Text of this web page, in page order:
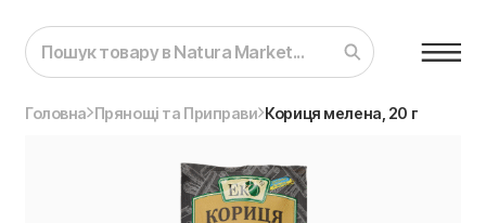
Головна Прянощі та Приправи Кориця мелена, 20 г